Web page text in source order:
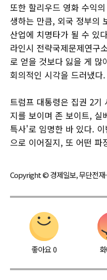
또한 할리우드 영화 수익
생하는 만큼, 외국 정부의
산업에 치명타가 될 수 있
라인시 전략국제문제연구
로 얻을 것보다 잃을 게 많
회의적인 시각을 드러냈다.
트럼프 대통령은 집권 2기
지를 보이며 존 보이트, 실
특사'로 임명한 바 있다.
으로 이어질지, 또 어떤 파
Copyright © 경제일보, 무단전재
좋아요0